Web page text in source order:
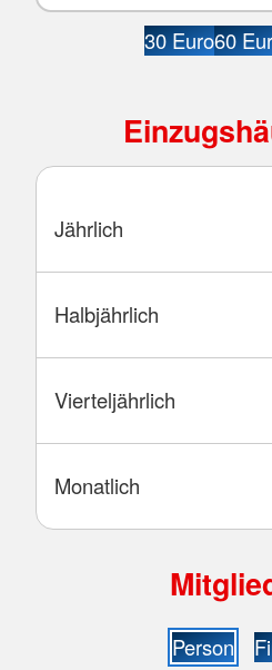
30 Euro60
Jährlich
Halbjährlich
Vierteljährlich
Monatlich
Person